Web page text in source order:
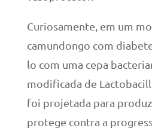
Curiosamente, em um
camundongo com
lo com uma cepa
modificada de
foi projetada para
protege contra a